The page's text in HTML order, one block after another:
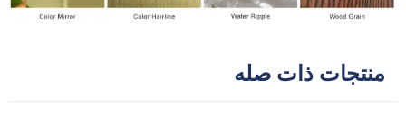
منتجات ذات صله